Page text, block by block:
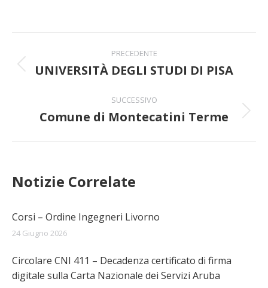
tra
post
PRECEDENTE
Post
UNIVERSITÀ DEGLI STUDI DI PISA
SUCCESSIVO
Prossimo
Comune di Montecatini Terme
Notizie Correlate
Corsi – Ordine Ingegneri Livorno
24 Giugno 2026
Circolare CNI 411 – Decadenza certificato di firma
digitale sulla Carta Nazionale dei Servizi Aruba